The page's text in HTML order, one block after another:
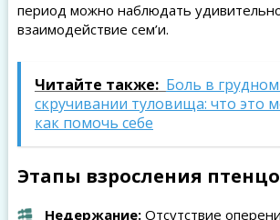
период можно наблюдать
взаимодействие сем’и.
Читайте также: Боль в
скручивании туловища: что это
как помочь себе
Этапы взросления
Недержание:Отсутствие